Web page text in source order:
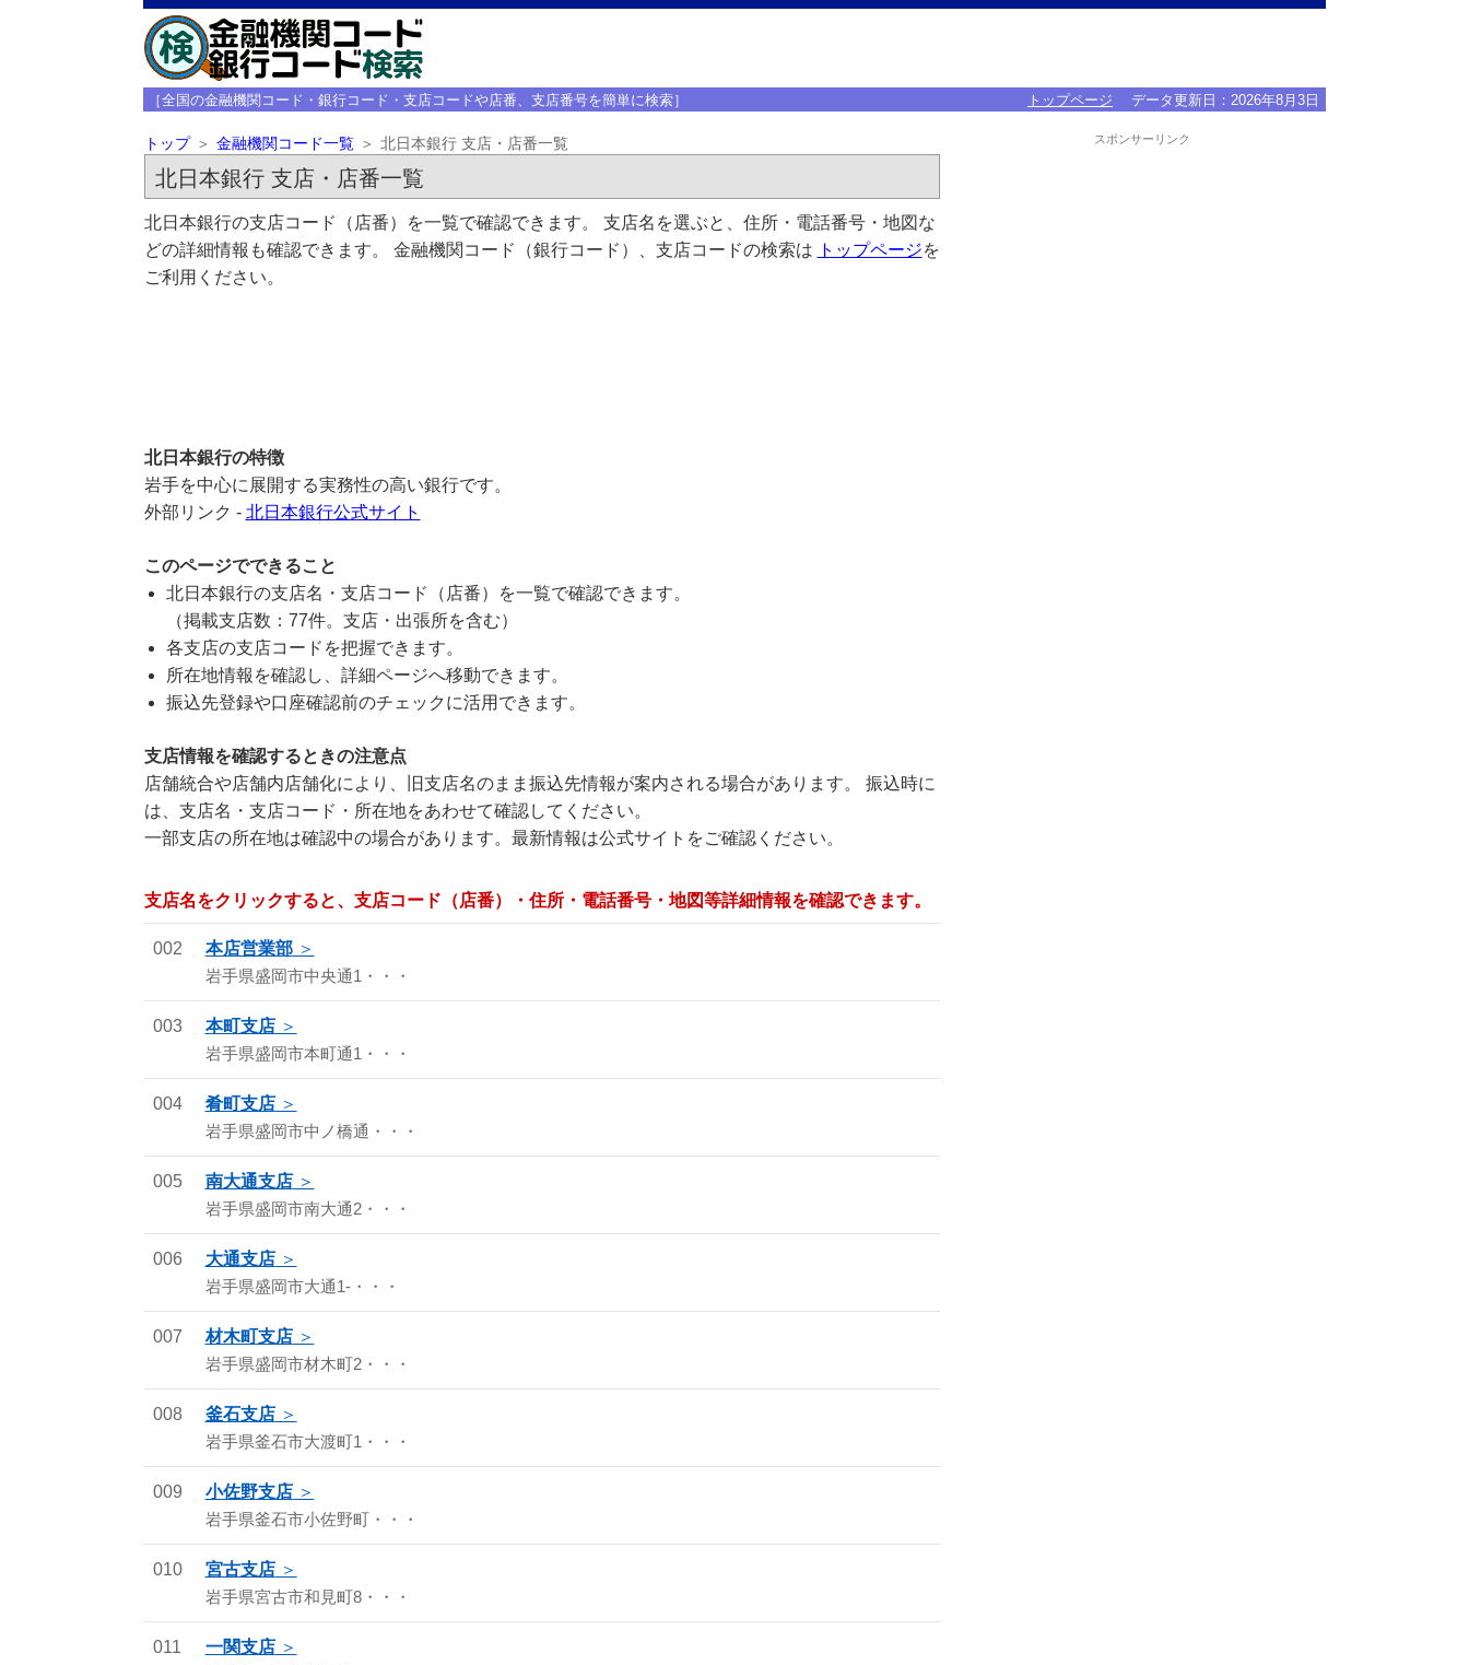
［全国の金融機関コード・銀行コード・支店コードや店番、支店番号を簡単に検索］ トップページ データ更新日： 2026年8月3日
トップ 金融機関コード一覧 北日本銀行 支店・店番一覧
北日本銀行 支店・店番一覧
北日本銀行の支店コード（店番）を一覧で確認できます。 支店名を選ぶと、住所・電話番号・地図な
どの詳細情報も確認できます。 金融機関コード（銀行コード）、支店コードの検索は
トップページを
ご利用ください。
北日本銀行の特徴
岩手を中心に展開する実務性の高い銀行です。
外部リンク - 北日本銀行公式サイト
このページでできること
北日本銀行の支店名・支店コード（店番）を一覧で確認できます。
（掲載支店数：77件。支店・出張所を含む）
各支店の支店コードを把握できます。
所在地情報を確認し、詳細ページへ移動できます。
振込先登録や口座確認前のチェックに活用できます。
支店情報を確認するときの注意点
店舗統合や店舗内店舗化により、旧支店名のまま振込先情報が案内される場合があります。 振込時に
は、支店名・支店コード・所在地をあわせて確認してください。
一部支店の所在地は確認中の場合があります。最新情報は公式サイトをご確認ください。
支店名をクリックすると、支店コード（店番）・住所・電話番号・地図等詳細情報を確認できます。
002 本店営業部
岩手県盛岡市中央通1・・・
003 本町支店
岩手県盛岡市本町通1・・・
004 肴町支店
岩手県盛岡市中ノ橋通・・・
005 南大通支店
岩手県盛岡市南大通2・・・
006 大通支店
岩手県盛岡市大通1-・・・
007 材木町支店
岩手県盛岡市材木町2・・・
008 釜石支店
岩手県釜石市大渡町1・・・
009 小佐野支店
岩手県釜石市小佐野町・・・
010 宮古支店
岩手県宮古市和見町8・・・
011 一関支店
スポンサーリンク